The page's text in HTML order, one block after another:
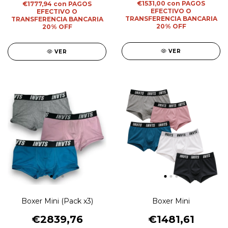
€1777,94 con PAGOS
EFECTIVO O
TRANSFERENCIA BANCARIA
20% OFF
VER
€1531,00 con PAGOS
EFECTIVO O
TRANSFERENCIA BANCARIA
20% OFF
VER
Boxer Mini (Pack x3)
€2839,76
Boxer Mini
€1481,61